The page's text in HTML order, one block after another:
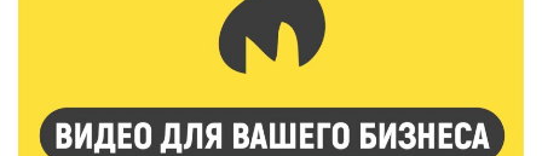
Россияне полюбили «раскладушки» и «книжки»
самыми популярными у абитуриентов в 2026 году